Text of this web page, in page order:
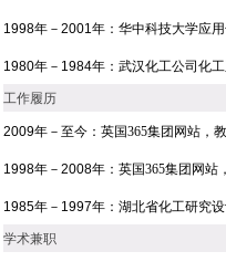
1998年－2001年：华中科技大学应
1980年－ 1984年：武汉化工公司化
工作履历
2009年－至今 ：英国365集团网站，
1998年－2008年 ：英国365集团网站
1985年－ 1997年 ：湖北省化工研究
学术兼职